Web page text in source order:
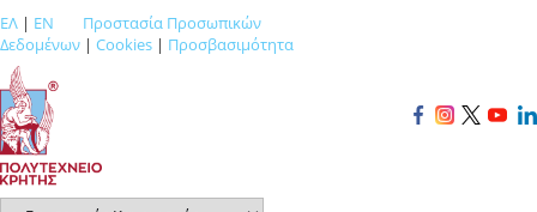
ΕΛ | EN
Προστασία Προσωπικών
Δεδομένων | Cookies | Προσβασιμότητα